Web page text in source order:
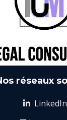
réseaux
 LinkedIn